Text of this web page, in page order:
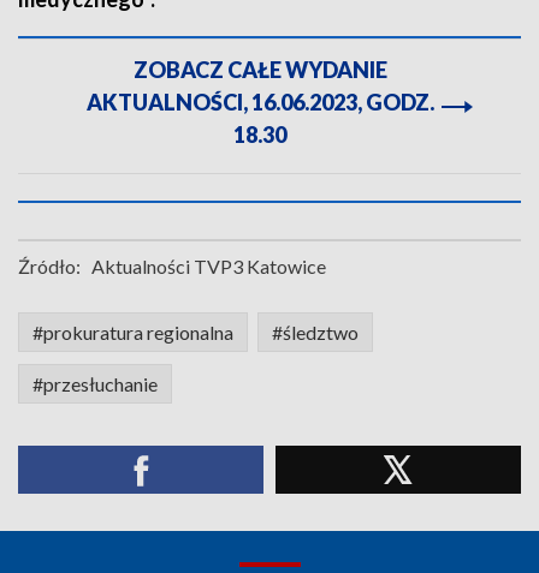
ZOBACZ CAŁE WYDANIE
AKTUALNOŚCI, 16.06.2023, GODZ.
18.30
Źródło: Aktualności TVP3 Katowice
#prokuratura regionalna #śledztwo
#przesłuchanie